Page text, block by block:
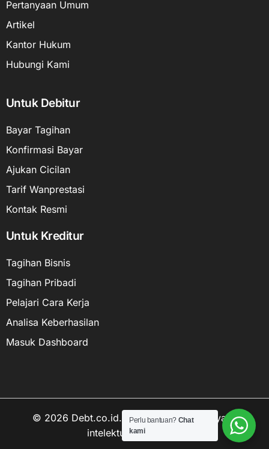
Pertanyaan Umum
Artikel
Kantor Hukum
Hubungi Kami
Untuk Debitur
Bayar Tagihan
Konfirmasi Bayar
Ajukan Cicilan
Tarif Wanprestasi
Kontak Resmi
Untuk Kreditur
Tagihan Bisnis
Tagihan Pribadi
Pelajari Cara Kerja
Analisa Keberhasilan
Masuk Dashboard
© 2026 Debt.co.id. Hak cipta data kekayaan
intelektual dilindungi.
Perlu bantuan? Chat
kami